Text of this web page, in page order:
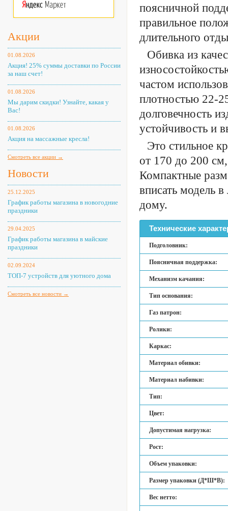
Акции
01.08.2026
Акция! 25% суммы доставки по России
за наш счет!
01.08.2026
Мы дарим скидки! Узнайте, какая у
Вас!
01.08.2026
Акция на массажные кресла!
Смотреть все акции →
Новости
25.12.2025
График работы магазина в новогодние
праздники
29.04.2025
График работы магазина в майские
праздники
02.09.2024
ТОП-7 устройств для уютного дома
Смотреть все новости →
поясничной
правильное
длительного
Обивка из
частом
плотностью 22-
долговечность
устойчивость и
Это стильное
от 170 до 200
Компактные
вписать модель
дому.
Технические
Подголовник:
Поясничная поддержка:
Механизм качания:
Тип основания:
Газ патрон:
Ролики:
Каркас:
Материал обивки:
Материал набивки:
Тип:
Цвет:
Допустимая нагрузка:
Рост:
Объем упаковки:
Размер упаковки (Д*Ш*В):
Вес нетто: